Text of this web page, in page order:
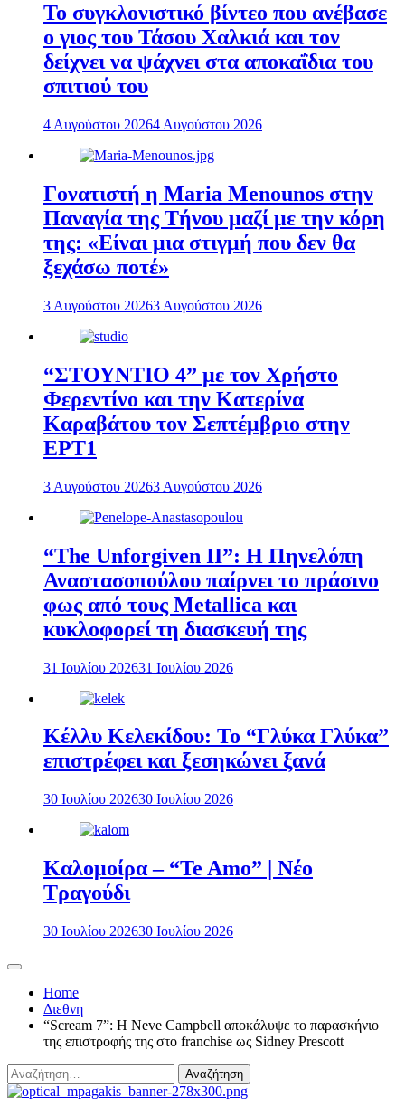
To συγκλονιστικό βίντεο που ανέβασε
ο γιος του Τάσου Χαλκιά και τον
δείχνει να ψάχνει στα αποκαΐδια του
σπιτιού του
4 Αυγούστου 20264 Αυγούστου 2026
Γονατιστή η Maria Menounos στην
Παναγία της Τήνου μαζί με την κόρη
της: «Είναι μια στιγμή που δεν θα
ξεχάσω ποτέ»
3 Αυγούστου 20263 Αυγούστου 2026
“ΣΤΟΥΝΤΙΟ 4” με τον Χρήστο
Φερεντίνο και την Κατερίνα
Καραβάτου τον Σεπτέμβριο στην
ΕΡΤ1
3 Αυγούστου 20263 Αυγούστου 2026
“The Unforgiven II”: Η Πηνελόπη
Αναστασοπούλου παίρνει το πράσινο
φως από τους Metallica και
κυκλοφορεί τη διασκευή της
31 Ιουλίου 202631 Ιουλίου 2026
Κέλλυ Κελεκίδου: Το “Γλύκα Γλύκα”
επιστρέφει και ξεσηκώνει ξανά
30 Ιουλίου 202630 Ιουλίου 2026
Καλομοίρα – “Te Amo” | Νέο
Τραγούδι
30 Ιουλίου 202630 Ιουλίου 2026
Home
Διεθνη
“Scream 7”: Η Neve Campbell αποκάλυψε το παρασκήνιο
της επιστροφής της στο franchise ως Sidney Prescott
Αναζήτηση
για: